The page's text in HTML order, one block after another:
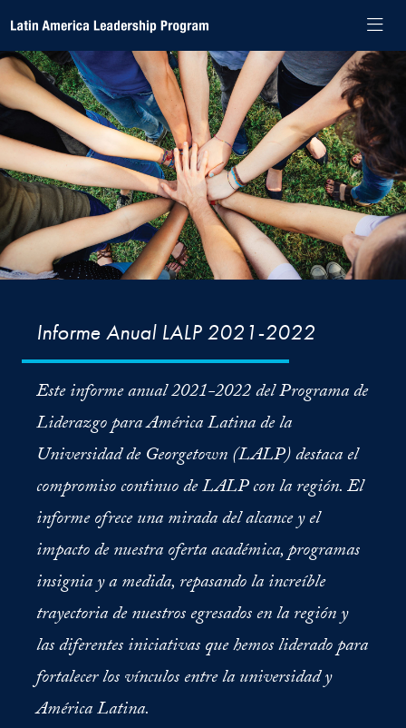
Latin America Leadership Program
Informe Anual LALP 2021-2022
Este informe anual 2021-2022 del Programa de
Liderazgo para América Latina de la
Universidad de Georgetown (LALP) destaca el
compromiso continuo de LALP con la región. El
informe ofrece una mirada del alcance y el
impacto de nuestra oferta académica, programas
insignia y a medida, repasando la increíble
trayectoria de nuestros egresados en la región y
las diferentes iniciativas que hemos liderado para
fortalecer los vínculos entre la universidad y
América Latina.